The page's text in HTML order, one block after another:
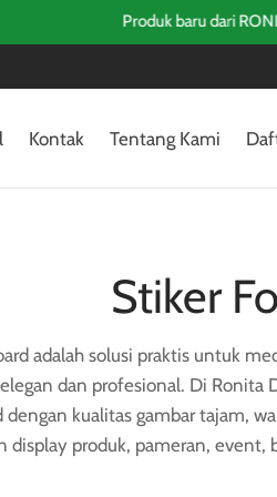
Produk baru dari RONIta
Kontak Tentang Kami
Stiker
adalah solusi praktis untuk
dan profesional. Di
dengan kualitas gambar tajam,
display produk, pameran, event,